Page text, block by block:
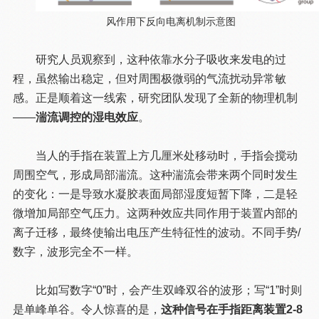
风作用下反向电离机制示意图
研究人员观察到，这种依靠水分子吸收来发电的过
程，虽然输出稳定，但对周围极微弱的气流扰动异常敏
感。正是顺着这一线索，研究团队发现了全新的物理机制
——湍流调控的湿电效应。
当人的手指在装置上方几厘米处移动时，手指会搅动
周围空气，形成局部湍流。这种湍流会带来两个同时发生
的变化：一是导致水凝胶表面局部湿度短暂下降，二是轻
微增加局部空气压力。这两种效应共同作用于装置内部的
离子迁移，最终使输出电压产生特征性的波动。不同手势/
数字，波形完全不一样。
比如写数字“0”时，会产生双峰双谷的波形；写“1”时则
是单峰单谷。令人惊喜的是，这种信号在手指距离装置2-8